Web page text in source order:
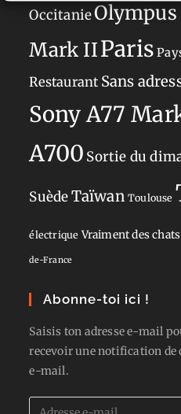
Occitanie
Mark IIParis
Restaurant Sans
Sony A77
A700 Sortie du
SuèdeTaïwan Toulouse
électrique Vraiment des chats
de-France
Abonne-toi ici !
Saisis ton adresse e-mail
recevoir une notification de
e-mail.
Adresse